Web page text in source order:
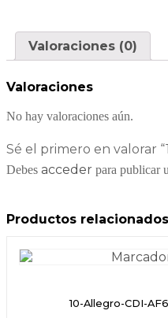
Valoraciones (0)
Valoraciones
No hay valoraciones aún.
Sé el primero en valorar
Debes acceder para publicar
Productos relacionados
10-Allegro-CDI-